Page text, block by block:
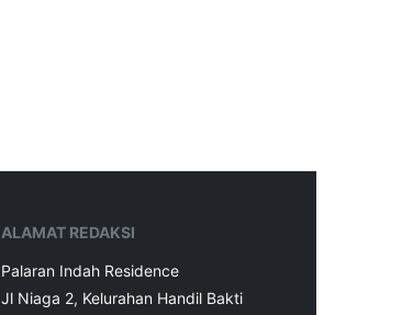
ALAMAT REDAKSI
Palaran Indah Residence
Jl Niaga 2, Kelurahan Handil Bakti